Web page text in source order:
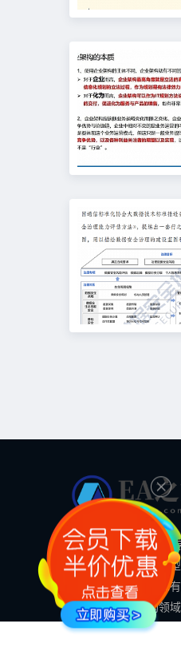
EA之家的使命是做最
和最全面的数字化转
业架构领域专业的、
重知识的企业架构领